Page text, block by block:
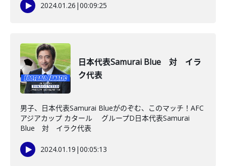
2024.01.26 |00:09:25
日本代表Samurai Blue 対 イラ
ク代表
男子、日本代表Samurai Blueがのぞむ、このマッチ！AFC
アジアカップ カタール グループD日本代表Samurai
Blue 対 イラク代表
2024.01.19 |00:05:13